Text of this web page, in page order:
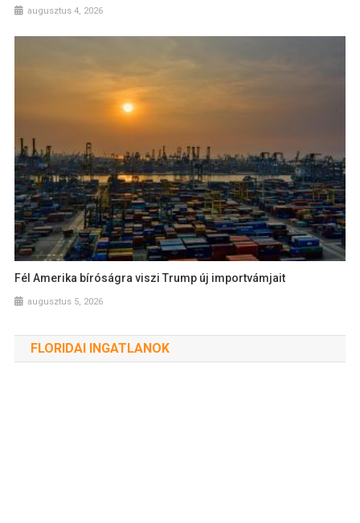
augusztus 4, 2026
Fél Amerika bíróságra viszi Trump új importvámjait
augusztus 5, 2026
FLORIDAI INGATLANOK